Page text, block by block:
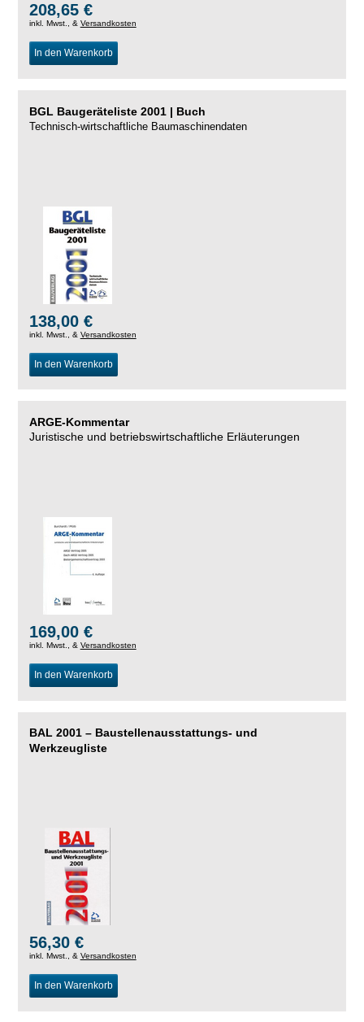
208,65 €
inkl. Mwst., & Versandkosten
In den Warenkorb
BGL Baugeräteliste 2001 | Buch
Technisch-wirtschaftliche Baumaschinendaten
138,00 €
inkl. Mwst., & Versandkosten
In den Warenkorb
ARGE-Kommentar
Juristische und betriebswirtschaftliche Erläuterungen
169,00 €
inkl. Mwst., & Versandkosten
In den Warenkorb
BAL 2001 – Baustellenausstattungs- und
Werkzeugliste
56,30 €
inkl. Mwst., & Versandkosten
In den Warenkorb